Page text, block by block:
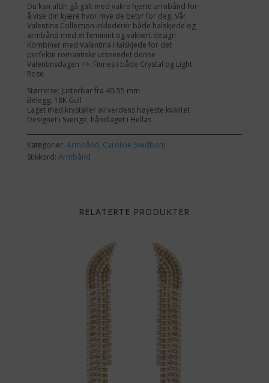
Du kan aldri gå galt med vakre hjerte armbånd for
å vise din kjære hvor mye de betyr for deg. Vår
Valentina Collection inkluderer både halskjede og
armbånd med et feminint og vakkert design.
Kombiner med Valentina Halskjede for det
perfekte romantiske utseendet denne
Valentinsdagen >>. Finnes i både Crystal og Light
Rose.
Størrelse: Justerbar fra 40-55 mm
Belegg: 18K Gull
Laget med krystaller av verdens høyeste kvalitet
Designet i Sverige, håndlaget i Hellas
Kategorier: Armbånd, Caroline Svedbom
Stikkord: Armbånd
RELATERTE PRODUKTER